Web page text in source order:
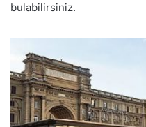
bulabilirsiniz.